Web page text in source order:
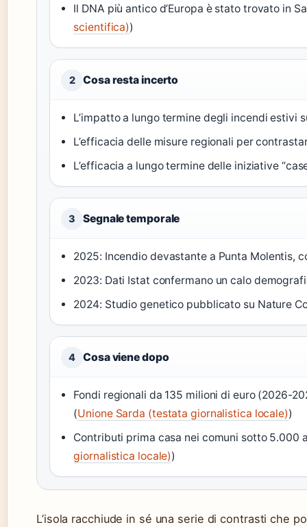
Il DNA più antico d’Europa è stato trovato in
scientifica))
2 Cosa resta incerto
L’impatto a lungo termine degli incendi estivi
L’efficacia delle misure regionali per
L’efficacia a lungo termine delle iniziative
3 Segnale temporale
2025: Incendio devastante a Punta Molentis,
2023: Dati Istat confermano un calo
2024: Studio genetico pubblicato su Nature
4 Cosa viene dopo
Fondi regionali da 135 milioni di euro (2026-
(Unione Sarda (testata giornalistica locale))
Contributi prima casa nei comuni sotto 5.000
giornalistica locale))
L’isola racchiude in sé una serie di contrasti che